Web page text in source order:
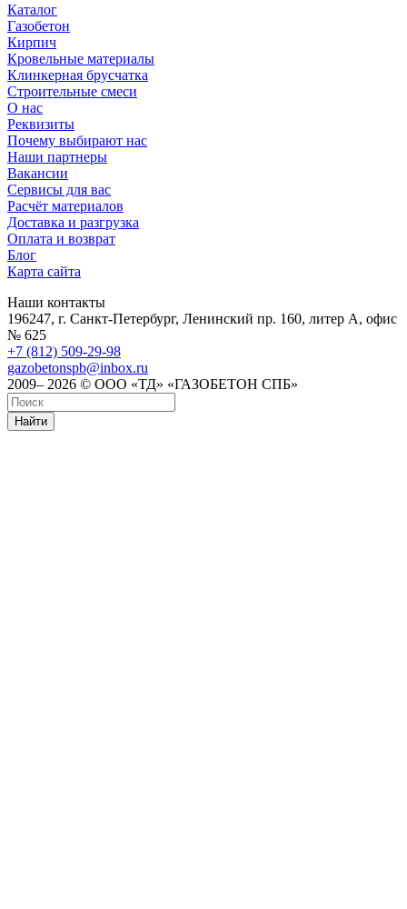
Каталог
Газобетон
Кирпич
Кровельные материалы
Клинкерная брусчатка
Строительные смеси
О нас
Реквизиты
Почему выбирают нас
Наши партнеры
Вакансии
Сервисы для вас
Расчёт материалов
Доставка и разгрузка
Оплата и возврат
Блог
Карта сайта
Наши контакты
196247, г. Санкт-Петербург, Ленинский пр. 160, литер А, офис
№ 625
+7 (812) 509-29-98
gazobetonspb@inbox.ru
2009– 2026 © ООО «ТД» «ГАЗОБЕТОН СПБ»
Найти